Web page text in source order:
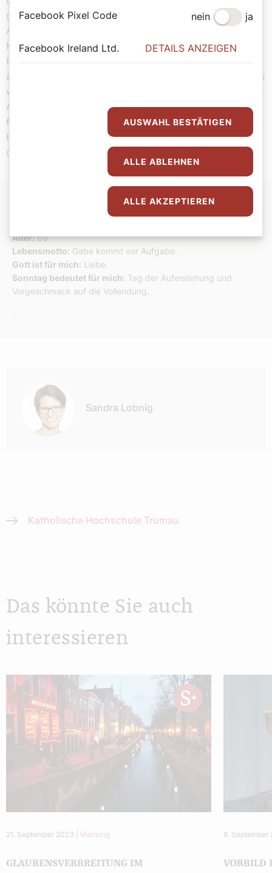
großen Theologen wie bei den Heiligen zusammen.
Anders gesagt: Theologen sind immer der eigene
Kommentar dessen, was sie gelernt haben. Ich selbst
bemühe mich täglich, dass das, was ich sage, auch
authentisch ist. Wobei ich nie selbst prüfen kann, ob das
wirklich der Fall ist. Das Bemühen bleibt immer eine
Annäherung, ein Versuch, bei dem ich mich als Pilger
fühle. Die Stolpersteine sind dabei viele, aber trotzdem
bleibt diese Zusammenschau von Theologie und Leben
die Perspektive, an der ich mich ausrichte.
Bernhard Dolna
Alter:69
Lebensmotto: Gabe kommt vor Aufgabe.
Gott ist für mich: Liebe.
Sonntag bedeutet für mich: Tag der Auferstehung und
Vorgeschmack auf die Vollendung.
Sandra Lobnig
Katholische Hochschule Trumau
Das könnte Sie auch
interessieren
21. September 2023 Meinung
GLAUBENSVERBREITUNG IM
8. September
VORBILD
Facebook Pixel Code nein ja
Facebook Ireland Ltd. DETAILS ANZEIGEN
AUSWAHL BESTÄTIGEN
ALLE ABLEHNEN
ALLE AKZEPTIEREN